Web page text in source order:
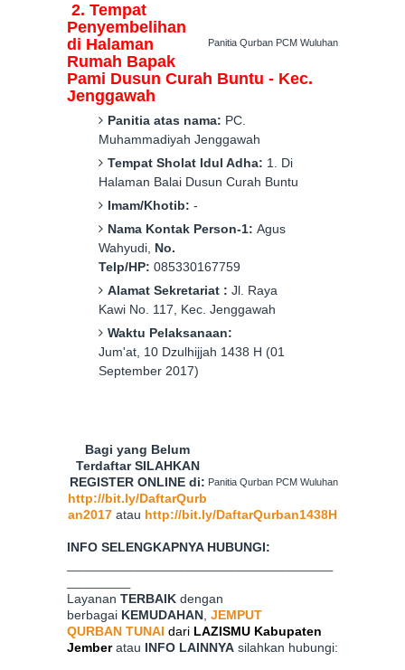
Panitia Qurban PCM Wuluhan
2. Tempat
Penyembelihan
di Halaman
Rumah Bapak
Pami Dusun Curah Buntu - Kec.
Jenggawah
Panitia atas nama: PC.
Muhammadiyah Jenggawah
Tempat Sholat Idul Adha: 1. Di
Halaman Balai Dusun Curah Buntu
Imam/Khotib: -
Nama Kontak Person-1: Agus
Wahyudi No.
Telp/HP: 085330167759
Alamat Sekretariat : Jl. Raya
Kawi No. 117
Kec. Jenggawah
Waktu Pelaksanaan:
Jum'at 10 Dzulhijjah 1438 H (01
September 2017)
Panitia Qurban PCM Wuluhan
Bagi yang Belum
Terdaftar SILAHKAN
REGISTER ONLINE di:
http://bit.ly/DaftarQurb
an2017 atau http://bit.ly/DaftarQurban1438H
INFO SELENGKAPNYA HUBUNGI:
Layanan TERBAIK dengan
berbagai KEMUDAHAN JEMPUT
QURBAN TUNAI dari LAZISMU Kabupaten
Jember atau INFO LAINNYA silahkan hubungi: